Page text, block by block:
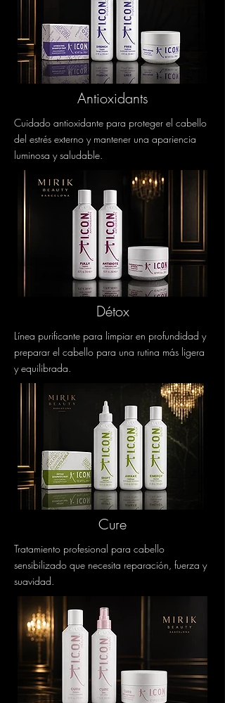
Antioxidants
Cuidado antioxidante para proteger el cabello
del estrés externo y mantener una apariencia
luminosa y saludable.
Détox
Línea purificante para limpiar en profundidad y
preparar el cabello para una rutina más ligera
y equilibrada.
Cure
Tratamiento profesional para cabello
sensibilizado que necesita reparación, fuerza y
suavidad.